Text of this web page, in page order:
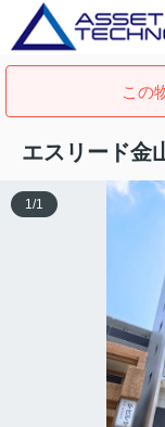
この
エスリード金
1/1